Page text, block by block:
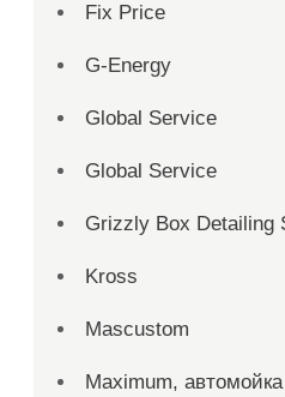
Fix Price
G-Energy
Global Service
Global Service
Grizzly Box Detailing
Kross
Mascustom
Maximum, автомойка